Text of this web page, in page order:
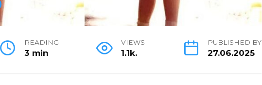
READING
3 min
VIEWS
1.1k.
PUBLISHED BY
27.06.2025